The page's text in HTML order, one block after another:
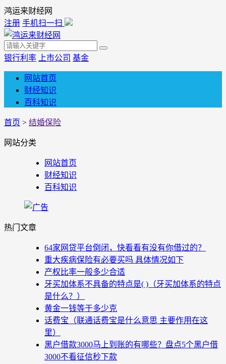
鸿运来财经网
注册 手机扫一扫
银行利率 上市公司 基金
网站首页
财经知识
百科知识
首页 > 结婚保险
网站分类
网站首页
财经知识
百科知识
热门文章
64家网贷平台倒闭，快看看有没有你借过的？
重大疾病保险有必要买吗 具体情况如下
产权比率一般多少合适
牙买加体系不具备的特点是( )（牙买加体系的特点
是什么？）
黄金一钱等于多少克
话费宝（联通话费宝是什么意思 主要作用在这
里）
黑户借款3000马上到账的有哪些？盘点5个黑户借
3000不看征信秒下款